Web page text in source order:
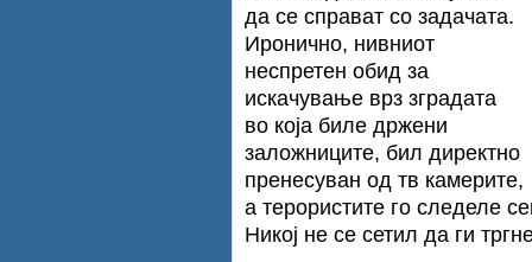
да се справат со задачата.
Иронично, нивниот
неспретен обид за
искачување врз зградата
во која биле држени
заложниците, бил директно
пренесуван од тв камерите,
а терористите го следеле
Никој не се сетил да ги